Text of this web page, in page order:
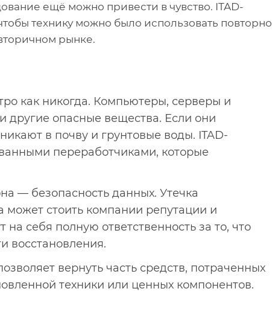
ещё можно привести в чувство. ITAD-
технику можно было использовать повторно
рынке.
как никогда. Компьютеры, серверы и
другие опасные вещества. Если они
в почву и грунтовые воды. ITAD-
переработчиками, которые
— безопасность данных. Утечка
может стоить компании репутации и
себя полную ответственность за то, что
восстановления.
вернуть часть средств, потраченных
техники или ценных компонентов.